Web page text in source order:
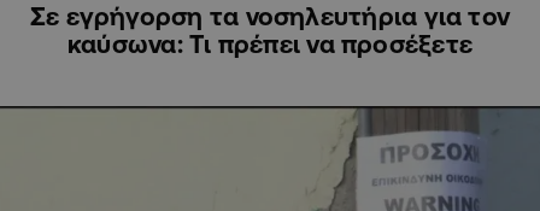
Σε εγρήγορση τα νοσηλευτήρια για τον
καύσωνα: Τι πρέπει να προσέξετε